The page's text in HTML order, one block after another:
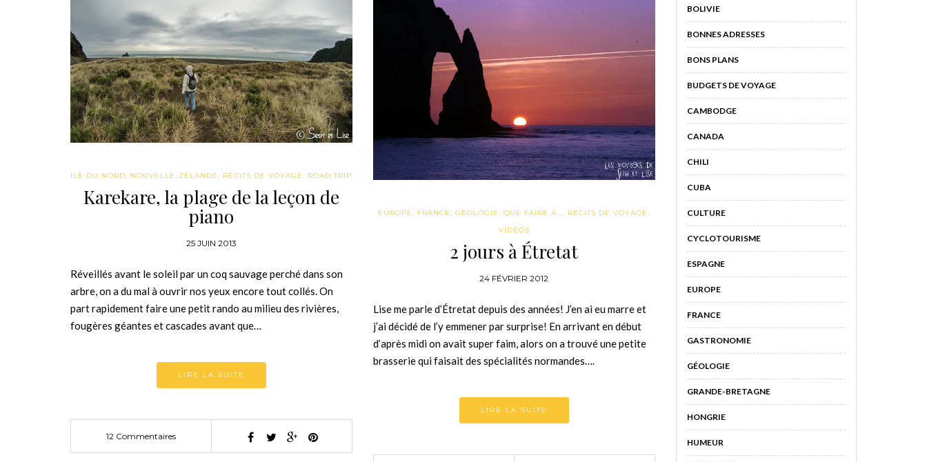
ILE DU NORD, NOUVELLE-ZÉLANDE, RÉCITS DE VOYAGE, ROAD TRIP
Karekare, la plage de la leçon de
piano
25 JUIN 2013
Réveillés avant le soleil par un coq sauvage perché dans son
arbre, on a du mal à ouvrir nos yeux encore tout collés. On
part rapidement faire une petit rando au milieu des rivières,
fougères géantes et cascades avant que…
LIRE LA SUITE
12 Commentaires
EUROPE FRANCE ,GÉOLOGIE ,QUE FAIRE À... RÉCITS DE VOYAGE
VIDÉOS
2 jours à Étretat
24 FÉVRIER 2012
Lise me parle d’Étretat depuis des années! J’en ai eu marre et
j’ai décidé de l’y emmener par surprise! En arrivant en début
d’après midi on avait super faim, alors on a trouvé une petite
brasserie qui faisait des spécialités normandes….
LIRE LA SUITE
BOLIVIE
BONNES ADRESSES
BONS PLANS
BUDGETS DE VOYAGE
CAMBODGE
CANADA
CHILI
CUBA
CULTURE
CYCLOTOURISME
ESPAGNE
EUROPE
FRANCE
GASTRONOMIE
GÉOLOGIE
GRANDE-BRETAGNE
HONGRIE
HUMEUR